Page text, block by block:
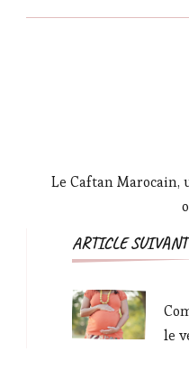
Le Caftan Marocain,
ARTICLE SUIVANT
le